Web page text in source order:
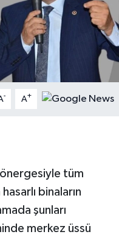
- A+
tüm
binaların
şunları
merkez üssü